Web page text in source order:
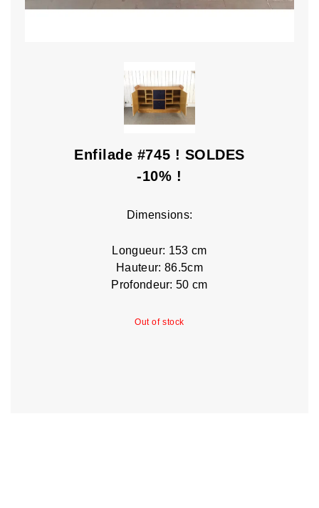
Enfilade #745 ! SOLDES
-10% !
Dimensions:
Longueur: 153 cm
Hauteur: 86.5cm
Profondeur: 50 cm
Out of stock